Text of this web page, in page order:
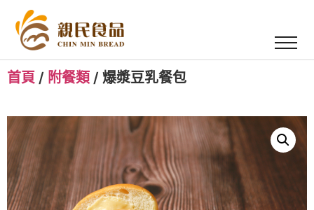
首頁 / 附餐類 / 爆漿豆乳餐包